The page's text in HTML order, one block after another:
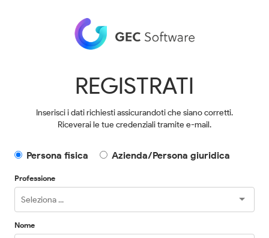
REGISTRATI
Inserisci i dati richiesti assicurandoti che siano corretti.
Riceverai le tue credenziali tramite e-mail.
Persona fisica Azienda/Persona giuridica
Professione
Nome